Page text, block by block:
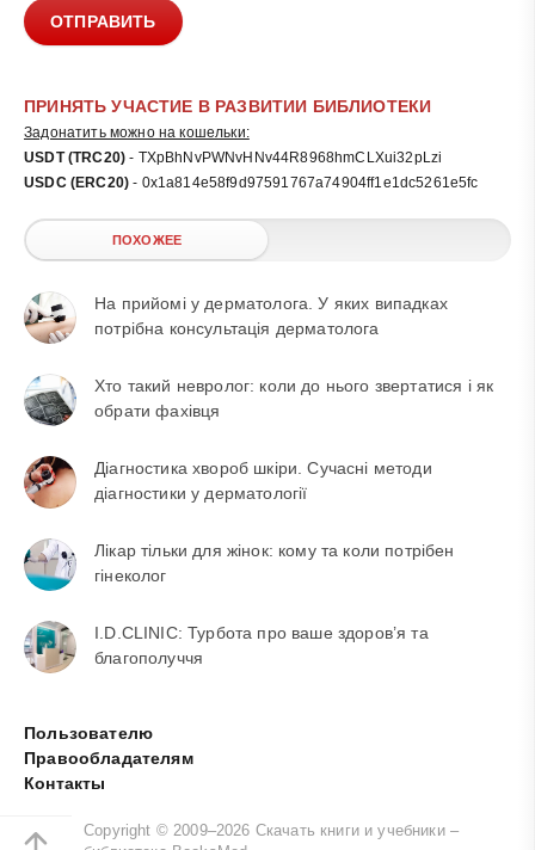
ОТПРАВИТЬ
ПРИНЯТЬ УЧАСТИЕ В РАЗВИТИИ БИБЛИОТЕКИ
Задонатить можно на кошельки:
USDT (TRC20) - TXpBhNvPWNvHNv44R8968hmCLXui32pLzi
USDC (ERC20) - 0x1a814e58f9d97591767a74904ff1e1dc5261e5fc
ПОХОЖЕЕ
На прийомі у дерматолога. У яких випадках
потрібна консультація дерматолога
Хто такий невролог: коли до нього звертатися і як
обрати фахівця
Діагностика хвороб шкіри. Сучасні методи
діагностики у дерматології
Лікар тільки для жінок: кому та коли потрібен
гінеколог
I.D.CLINIC: Турбота про ваше здоров’я та
благополуччя
Пользователю
Правообладателям
Контакты
Copyright © 2009–2026 Скачать книги и учебники –